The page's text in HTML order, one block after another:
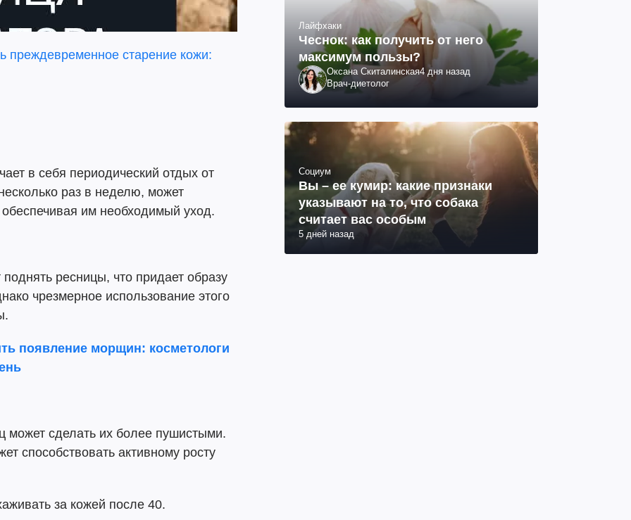
преждевременное старение кожи:
в себя периодический отдых от
раз в неделю, может
им необходимый уход.
ресницы, что придает образу
чрезмерное использование этого
появление морщин: косметологи
может сделать их более пушистыми.
способствовать активному росту
за кожей после 40.
Лайфхаки
Чеснок: как получить от него
максимум пользы?
Оксана Скиталинская4 дня назад
Врач-диетолог
Социум
Вы – ее кумир: какие признаки
указывают на то, что собака
считает вас особым
5 дней назад